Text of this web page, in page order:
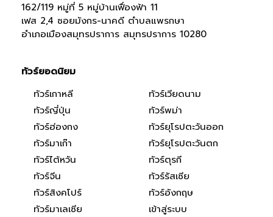
162/119 หมู่ที่ 5 หมู่บ้านเฟื่องฟ้า 11
เฟส 2,4 ซอยมังกร-นาคดี ตำบลแพรกษา
อำเภอเมืองสมุทรปราการ สมุทรปราการ 10280
ทัวร์ยอดนิยม
ทัวร์เกาหลี
ทัวร์ญี่ปุ่น
ทัวร์ฮ่องกง
ทัวร์มาเก๊า
ทัวร์ไต้หวัน
ทัวร์จีน
ทัวร์สิงคโปร์
ทัวร์มาเลเซีย
ทัวร์เวียดนาม
ทัวร์พม่า
ทัวร์ยุโรปตะวันออก
ทัวร์ยุโรปตะวันตก
ทัวร์ตุรกี
ทัวร์รัสเซีย
ทัวร์อังกฤษ
เข้าสู่ระบบ